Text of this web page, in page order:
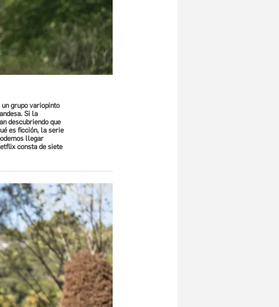
grupo variopinto
Si la
descubriendo que
es ficción, la serie
llegar
consta de siete